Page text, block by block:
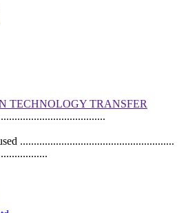
TECHNOLOGY TRANSFER
........................................................